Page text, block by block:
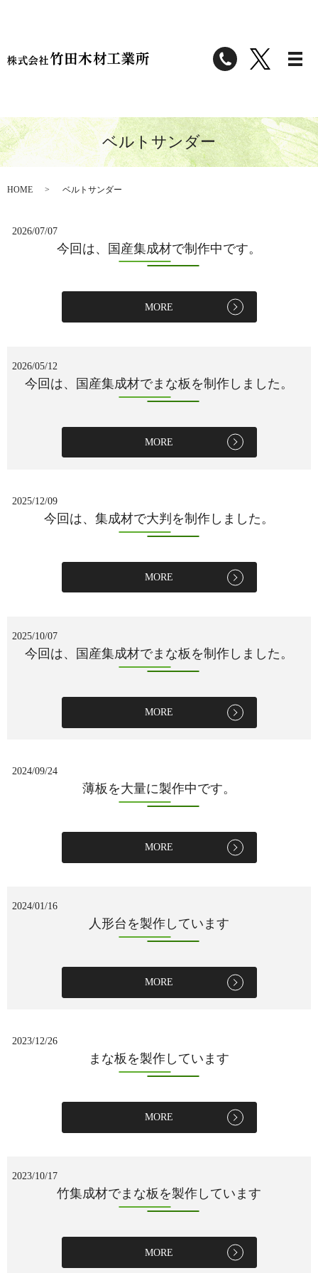
ベルトサンダー
HOME ベルトサンダー
2026/07/07
今回は、国産集成材で制作中です。
MORE
2026/05/12
今回は、国産集成材でまな板を制作しました。
MORE
2025/12/09
今回は、集成材で大判を制作しました。
MORE
2025/10/07
今回は、国産集成材でまな板を制作しました。
MORE
2024/09/24
薄板を大量に製作中です。
MORE
2024/01/16
人形台を製作しています
MORE
2023/12/26
まな板を製作しています
MORE
2023/10/17
竹集成材でまな板を製作しています
MORE